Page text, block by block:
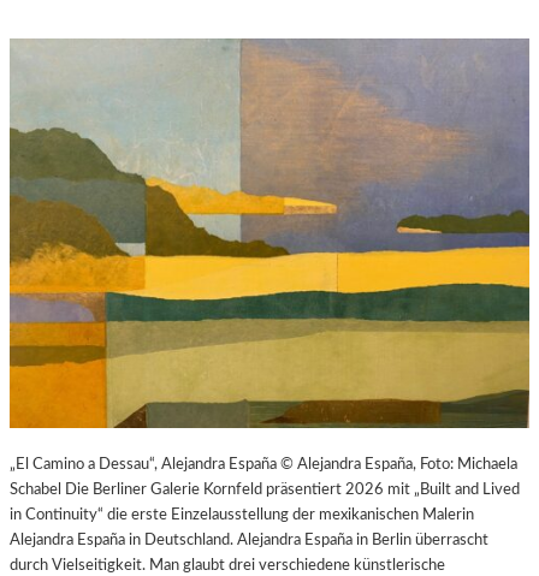
„El Camino a Dessau“, Alejandra España © Alejandra España, Foto: Michaela
Schabel Die Berliner Galerie Kornfeld präsentiert 2026 mit „Built and Lived
in Continuity“ die erste Einzelausstellung der mexikanischen Malerin
Alejandra España in Deutschland. Alejandra España in Berlin überrascht
durch Vielseitigkeit. Man glaubt drei verschiedene künstlerische